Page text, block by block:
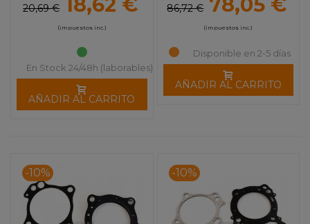
20,69 €
(impuestos inc.)
En Stock 24/48h (laborables)
AÑADIR AL CARRITO
86,72 €
(impuestos inc.)
Disponible en 2-5 días
AÑADIR AL CARRITO
-10% -10%